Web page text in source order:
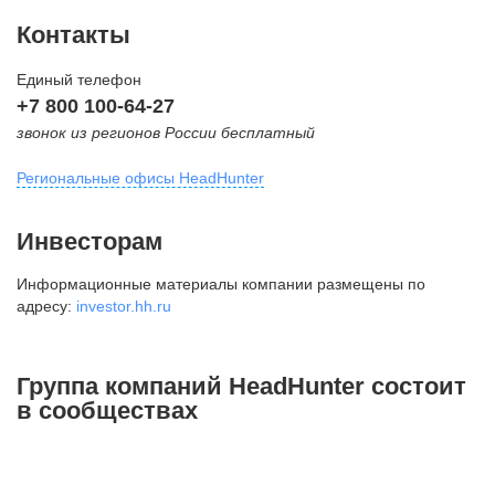
Контакты
Единый телефон
+7 800 100-64-27
звонок из регионов России бесплатный
Региональные офисы HeadHunter
внутригородская территория
Муниципальный округ Тверской,
2-я Брестская ул., д. 48,
+7 495 980-64-27
Инвесторам
Информационные материалы компании размещены по
адресу: investor.hh.ru
Группа компаний HeadHunter состоит
в сообществах